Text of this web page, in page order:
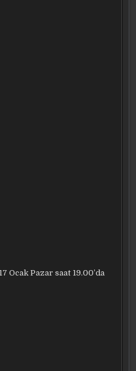
Ocak Pazar saat 19.00’da